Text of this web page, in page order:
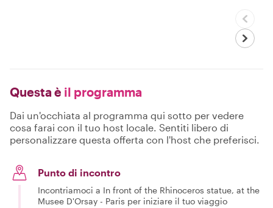
Questa è il programma
Dai un'occhiata al programma qui sotto per vedere
cosa farai con il tuo host locale. Sentiti libero di
personalizzare questa offerta con l'host che preferisci.
Punto di incontro
Incontriamoci a In front of the Rhinoceros statue, at the
Musee D'Orsay - Paris per iniziare il tuo viaggio